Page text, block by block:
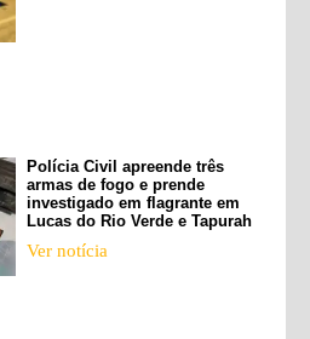
Polícia Civil apreende três
armas de fogo e prende
investigado em flagrante em
Lucas do Rio Verde e Tapurah
Ver notícia